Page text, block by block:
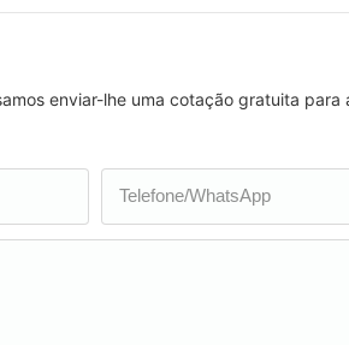
enviar-lhe uma cotação gratuita para
Telefone/WhatsApp